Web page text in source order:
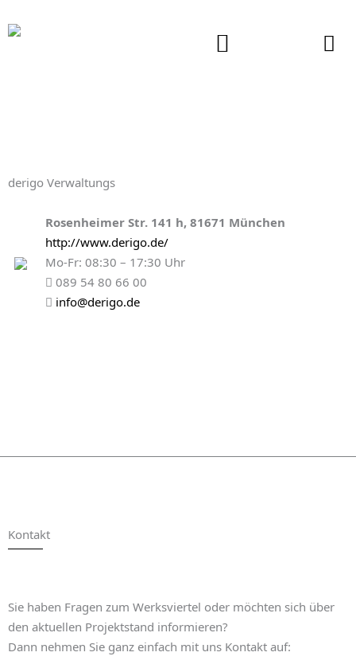
Inhalt
derigo Verwaltungs
Rosenheimer Str. 141 h, 81671 München
http://www.derigo.de/
Mo-Fr: 08:30 – 17:30 Uhr
089 54 80 66 00
info@derigo.de
Kontakt
Sie haben Fragen zum Werksviertel oder möchten sich über
den aktuellen Projektstand informieren?
Dann nehmen Sie ganz einfach mit uns Kontakt auf: